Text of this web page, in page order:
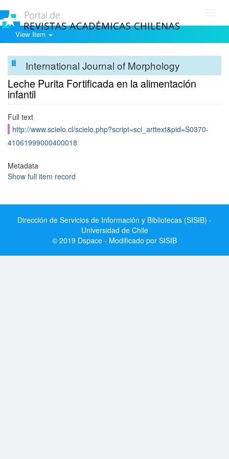
View Item
International Journal of Morphology
Leche Purita Fortificada en la alimentación
infantil
Full text
http://www.scielo.cl/scielo.php?script=sci_arttext&pid=S0370-
41061999000400018
Metadata
Show full item record
Dirección de Servicios de Información y Bibliotecas (SISIB) -
Universidad de Chile
© 2019 Dspace - Modificado por SISIB